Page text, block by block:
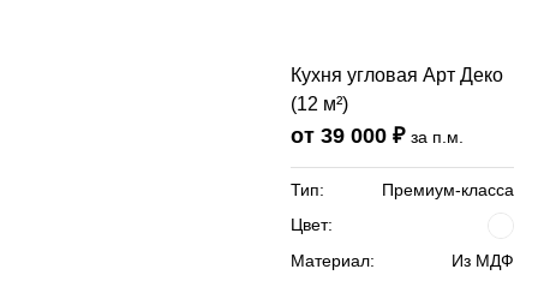
Кухня угловая Арт Деко
(12 м²)
от 39 000 ₽ за п.м.
Тип:
Премиум-класса
Цвет:
Материал:
Из МДФ